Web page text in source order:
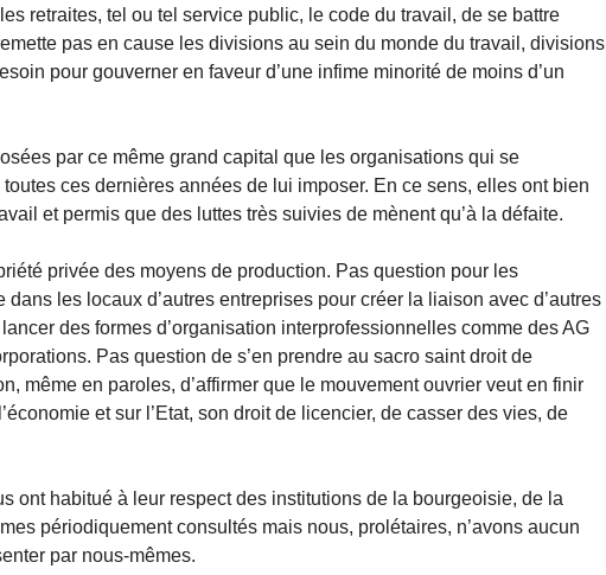
retraites, tel ou tel service public, le code du travail, de se battre
pas en cause les divisions au sein du monde du travail, divisions
pour gouverner en faveur d’une infime minorité de moins d’un
par ce même grand capital que les organisations qui se
ces dernières années de lui imposer. En ce sens, elles ont bien
et permis que des luttes très suivies de mènent qu’à la défaite.
privée des moyens de production. Pas question pour les
les locaux d’autres entreprises pour créer la liaison avec d’autres
des formes d’organisation interprofessionnelles comme des AG
Pas question de s’en prendre au sacro saint droit de
même en paroles, d’affirmer que le mouvement ouvrier veut en finir
et sur l’Etat, son droit de licencier, de casser des vies, de
ont habitué à leur respect des institutions de la bourgeoisie, de la
périodiquement consultés mais nous, prolétaires, n’avons aucun
par nous-mêmes.